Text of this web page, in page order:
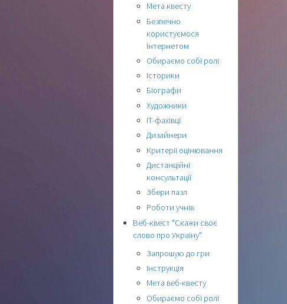
Мета квесту
Безпечно
користуємося
Інтернетом
Обираємо собі ролі
Історики
Біографи
Художники
ІТ-фахівці
Дизайнери
Критерії оцінювання
Дистанційні
консультації
Збери пазл
Роботи учнів
Веб-квест "Скажи своє
слово про Україну"
Запрошую до гри
Інструкція
Мета веб-квесту
Обираємо собі ролі